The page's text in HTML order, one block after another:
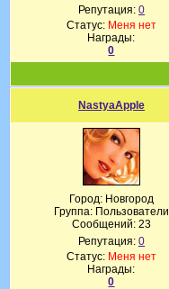
Репутация: 0
Статус: Меня нет
Награды:
0
NastyaApple
Город: Новгород
Группа: Пользователи
Сообщений: 23
Репутация: 0
Статус: Меня нет
Награды:
0